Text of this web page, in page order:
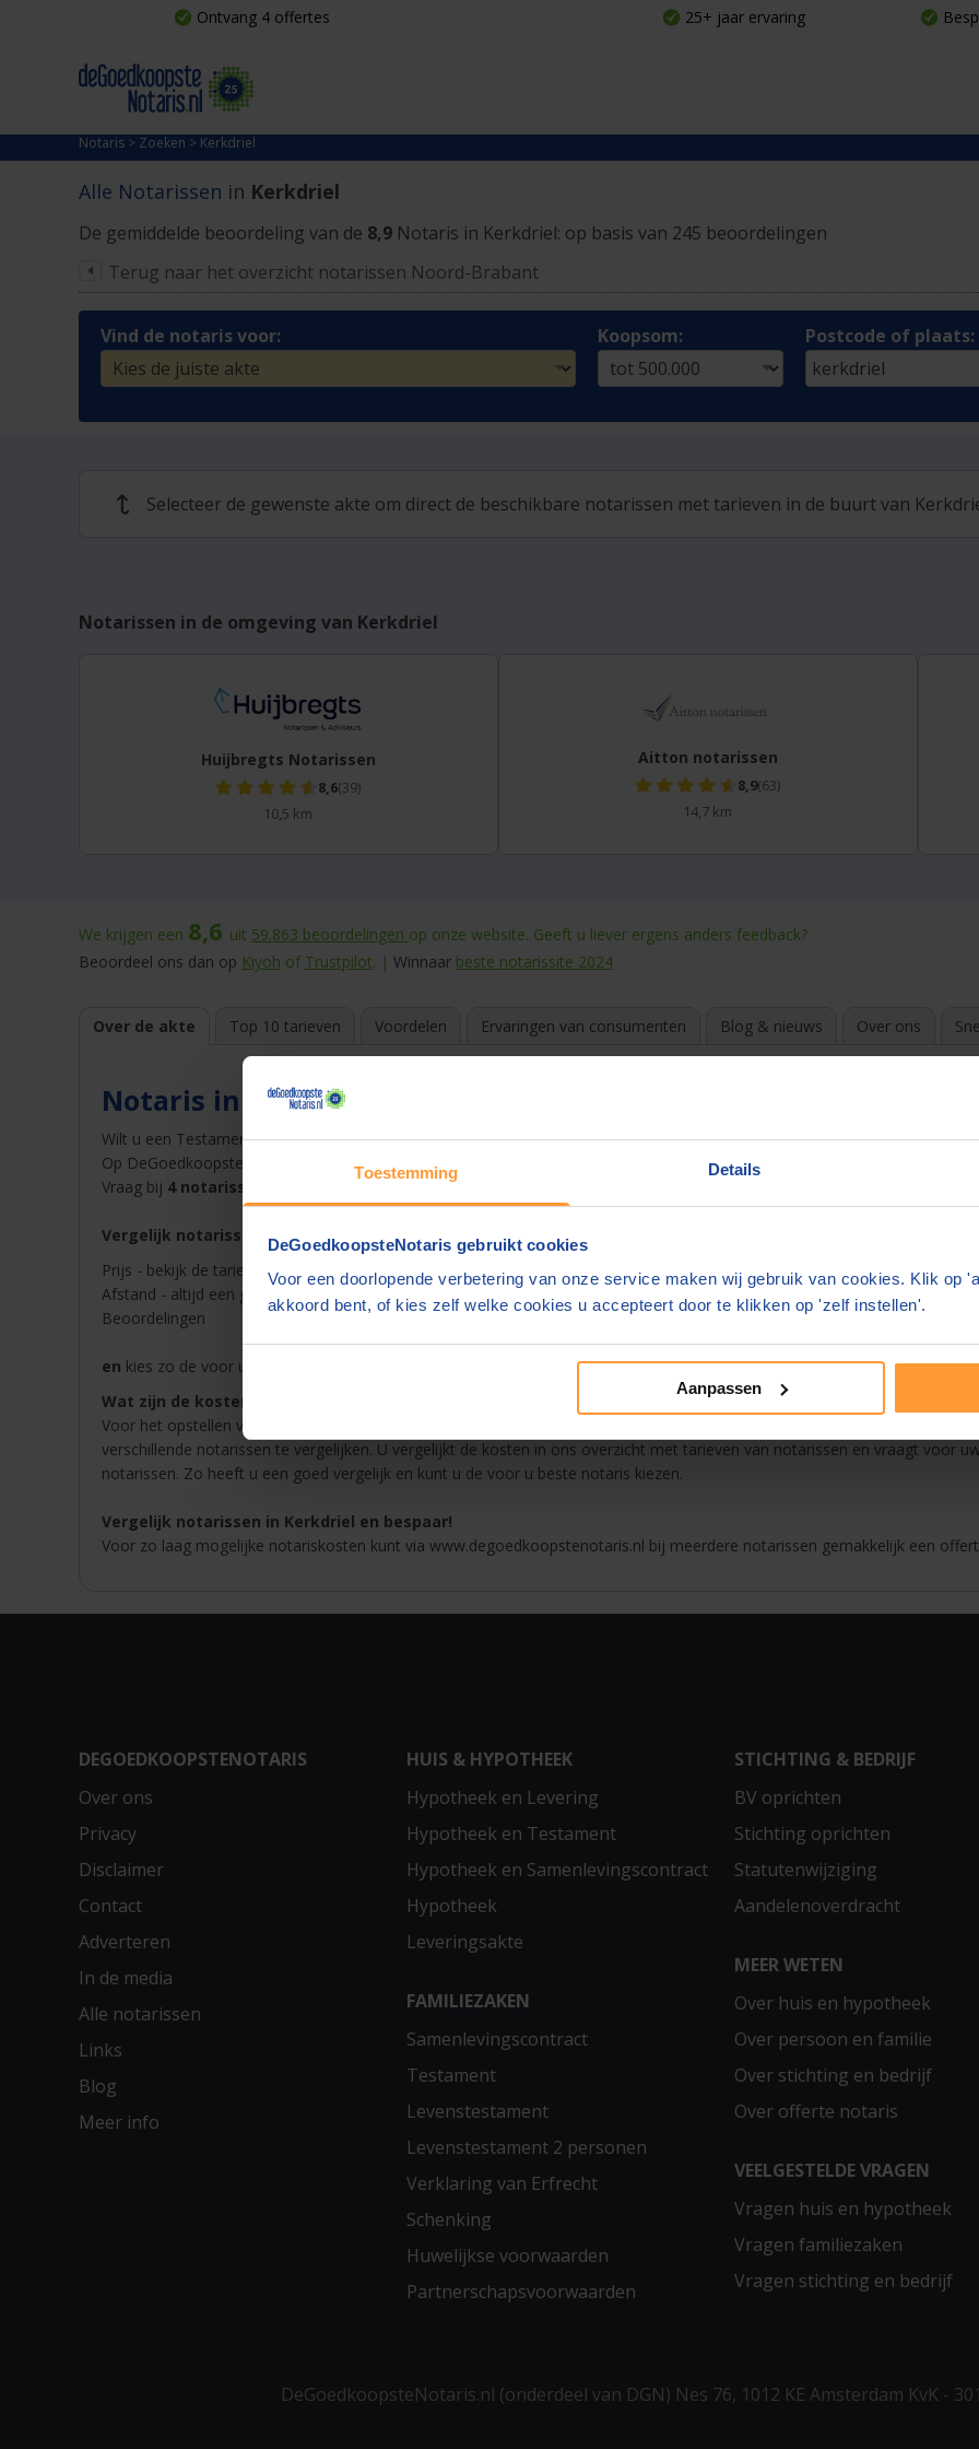
Toestemming Details
DeGoedkoopsteNotaris gebruikt cookies
Voor een doorlopende verbetering van onze service maken wij gebruik van cookies. Klik op
akkoord bent, of kies zelf welke cookies u accepteert door te klikken op 'zelf instellen'.
Aanpassen
Ontvang 4 offertes 25+ jaar ervaring
Notaris > Zoeken > Kerkdriel
Alle Notarissen in Kerkdriel
De gemiddelde beoordeling van de 8,9 Notaris in Kerkdriel: op basis van 245 beoordelingen
Terug naar het overzicht notarissen Noord-Brabant
Vind de notaris voor: Koopsom: Postcode of plaats:
↩ Selecteer de gewenste akte om direct de beschikbare notarissen met tarieven in de buurt van
Notarissen in de omgeving van Kerkdriel
Huijbregts Notarissen
8,6(39)
10,5 km
Aitton notarissen
8,9(63)
14,7 km
We krijgen een 8,6 uit 59.863 beoordelingen op onze website. Geeft u liever ergens anders feedback?
Beoordeel ons dan op Kiyoh of Trustpilot. | Winnaar beste notarissite 2024
Over de akte
Notaris in Kerkdriel
Wilt u een Testament opstellen bij een notaris inKerkdriel?
Op DeGoedkoopsteNotaris.nl vindt u snel en gemakkelijk de beste en goedkoopste notaris. Door te vergelijken en gratis
Vraag bij 4 notarissen een offerte op en ontvang deze in uw mail.
Vergelijk notarissen in Kerkdriel op
Prijs - bekijk de tarieven van de notaris in Kerkdriel in ons overzicht
Afstand - altijd een goedkope notaris in de buurt van Kerkdriel
Beoordelingen
en kies zo de voor u beste notaris in Kerkdriel voor Testament
Wat zijn de kosten van een notaris in Kerkdriel?
Voor het opstellen van een akte betaalt u notariskosten. De notaris mag zelf zijn tarieven bepalen. Deze kunnen enorm
verschillende notarissen te vergelijken. U vergelijkt de kosten in ons overzicht met tarieven van notarissen en vraagt voor
notarissen. Zo heeft u een goed vergelijk en kunt u de voor u beste notaris kiezen.
Vergelijk notarissen in Kerkdriel en bespaar!
Voor zo laag mogelijke notariskosten kunt via www.degoedkoopstenotaris.nl bij meerdere notarissen gemakkelijk een
Top 10 tarieven Voordelen Ervaringen van consumenten Blog & nieuws Over ons
DEGOEDKOOPSTENOTARIS
Over ons
Privacy
Disclaimer
Contact
Adverteren
In de media
Alle notarissen
Links
Blog
Meer info
HUIS & HYPOTHEEK
Hypotheek en Levering
Hypotheek en Testament
Hypotheek en Samenlevingscontract
Hypotheek
Leveringsakte
FAMILIEZAKEN
Samenlevingscontract
Testament
Levenstestament
Levenstestament 2 personen
Verklaring van Erfrecht
Schenking
Huwelijkse voorwaarden
Partnerschapsvoorwaarden
STICHTING & BEDRIJF
BV oprichten
Stichting oprichten
Statutenwijziging
Aandelenoverdracht
MEER WETEN
Over huis en hypotheek
Over persoon en familie
Over stichting en bedrijf
Over offerte notaris
VEELGESTELDE VRAGEN
Vragen huis en hypotheek
Vragen familiezaken
Vragen stichting en bedrijf
DeGoedkoopsteNotaris.nl (onderdeel van DGN) Nes 76, 1012 KE Amsterdam KvK -